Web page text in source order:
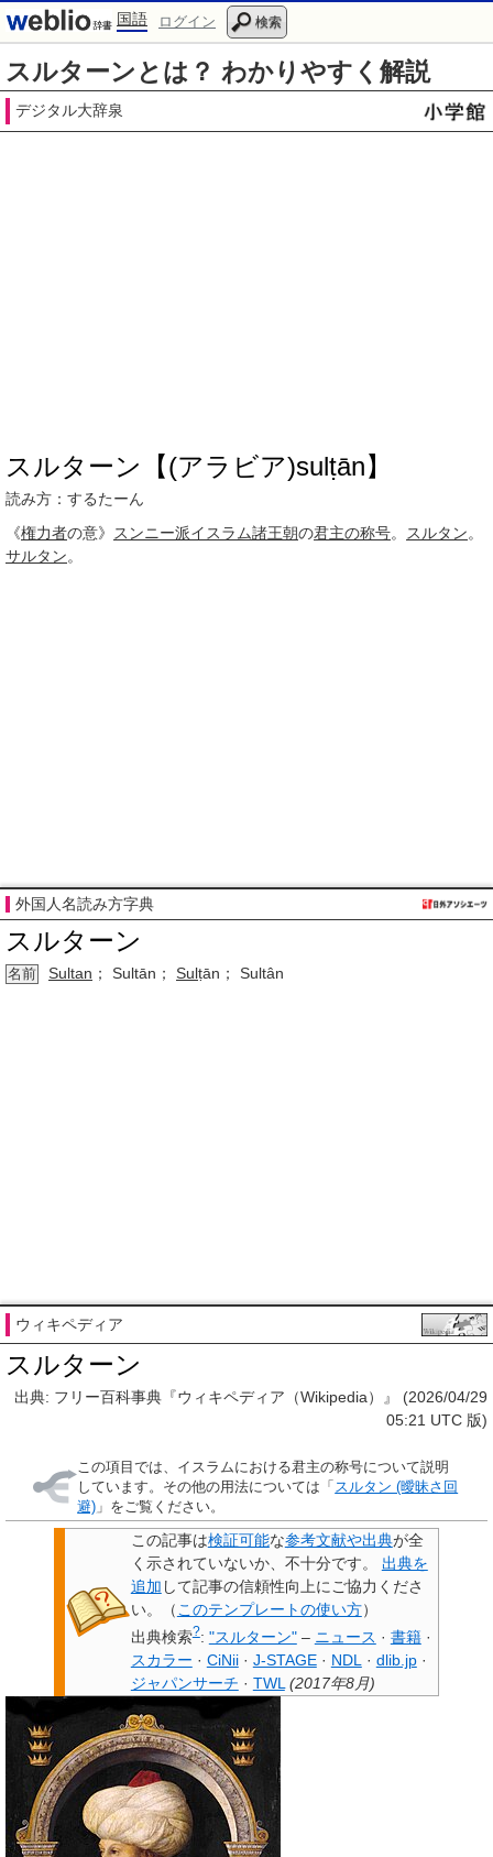
国語 ログイン 検索
スルターンとは？ わかりやすく解説
デジタル大辞泉
スルターン【(アラビア)sulṭān】
読み方：するたーん
《権力者の意》 スンニー派イスラム諸王朝の君主の称号。 スルタン。
サルタン。
外国人名読み方字典
スルターン
名前 Sultan ； Sultān； Sulṭān； Sultân
ウィキペディア
スルターン
出典: フリー百科事典『ウィキペディア（Wikipedia）』 (2026/04/29
05:21 UTC 版)
この項目では、イスラムにおける君主の称号について説明
しています。その他の用法については「 スルタン (曖昧さ回
避) 」をご覧ください。
この記事は検証可能な参考文献や出典が全
く示されていないか、不十分です。
出典を
追加 して記事の信頼性向上にご協力くださ
い。
（ このテンプレートの使い方）
出典検索?: "スルターン" – ニュース · 書籍 ·
スカラー · CiNii · J-STAGE · NDL · dlib.jp ·
ジャパンサーチ · TWL (2017年8月)